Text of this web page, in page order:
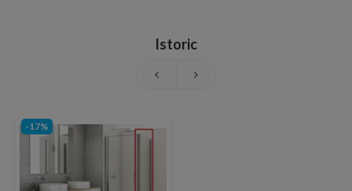
Istoric
-17%